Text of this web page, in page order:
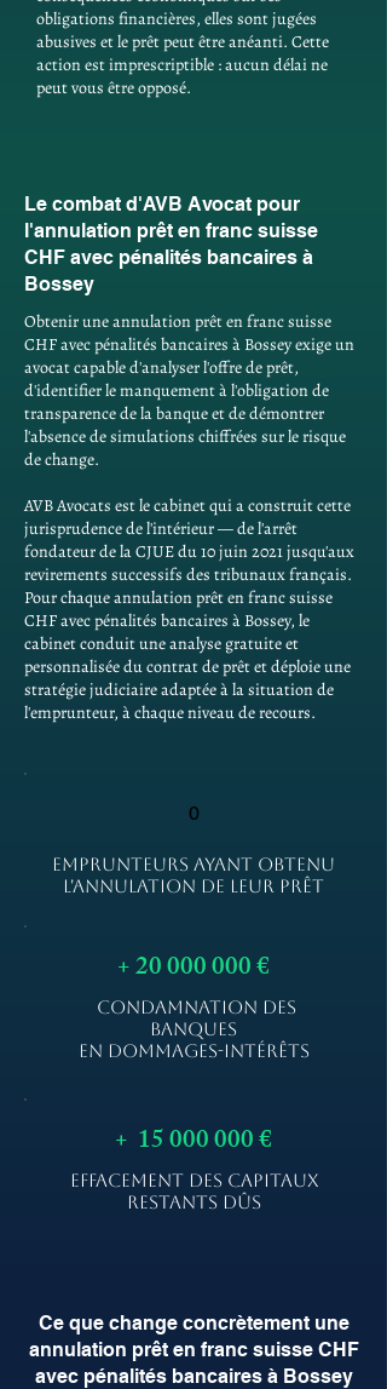
obligations financières, elles sont jugées
abusives et le prêt peut être anéanti. Cette
action est imprescriptible : aucun délai ne
peut vous être opposé.
Le combat d'AVB Avocat pour
l'annulation prêt en franc suisse
CHF avec pénalités bancaires à
Bossey
Obtenir une annulation prêt en franc suisse
CHF avec pénalités bancaires à Bossey exige un
avocat capable d'analyser l'offre de prêt,
d'identifier le manquement à l'obligation de
transparence de la banque et de démontrer
l'absence de simulations chiffrées sur le risque
de change.
AVB Avocats est le cabinet qui a construit cette
jurisprudence de l'intérieur — de l'arrêt
fondateur de la CJUE du 10 juin 2021 jusqu'aux
revirements successifs des tribunaux français.
Pour chaque annulation prêt en franc suisse
CHF avec pénalités bancaires à Bossey, le
cabinet conduit une analyse gratuite et
personnalisée du contrat de prêt et déploie une
stratégie judiciaire adaptée à la situation de
l'emprunteur, à chaque niveau de recours.
0
EMPRUNTEURS AYANT OBTENU
L'ANNULATION DE LEUR PRÊT
+20 000 000€
CONDAMNATION DES
BANQUES
EN DOMMAGES-INTÉRÊTS
+ 15 000 000€
EFFACEMENT DES CAPITAUX
RESTANTS DÛS
Ce que change concrètement une
annulation prêt en franc suisse CHF
avec pénalités bancaires à Bossey